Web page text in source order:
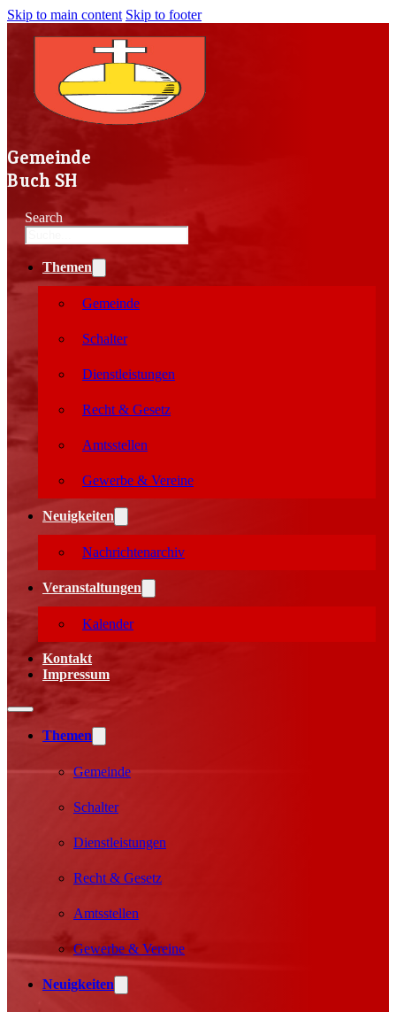
Skip to main content Skip to footer
Gemeinde
Buch SH
Search
Themen
Gemeinde
Schalter
Dienstleistungen
Recht & Gesetz
Amtsstellen
Gewerbe & Vereine
Neuigkeiten
Nachrichtenarchiv
Veranstaltungen
Kalender
Kontakt
Impressum
Themen
Gemeinde
Schalter
Dienstleistungen
Recht & Gesetz
Amtsstellen
Gewerbe & Vereine
Neuigkeiten